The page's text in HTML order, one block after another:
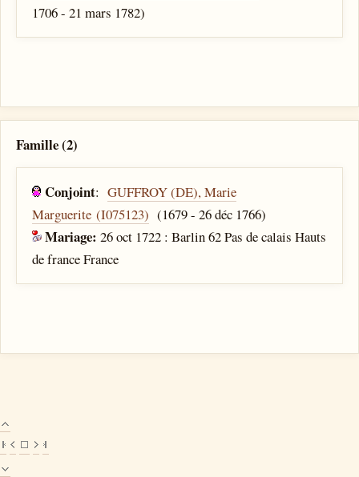
1706 - 21 mars 1782)
Famille (2)
Conjoint:GUFFROY (DE), Marie
Marguerite (I075123) (1679 - 26 déc 1766)
Mariage:26 oct 1722 : Barlin 62 Pas de calais Hauts
de france France